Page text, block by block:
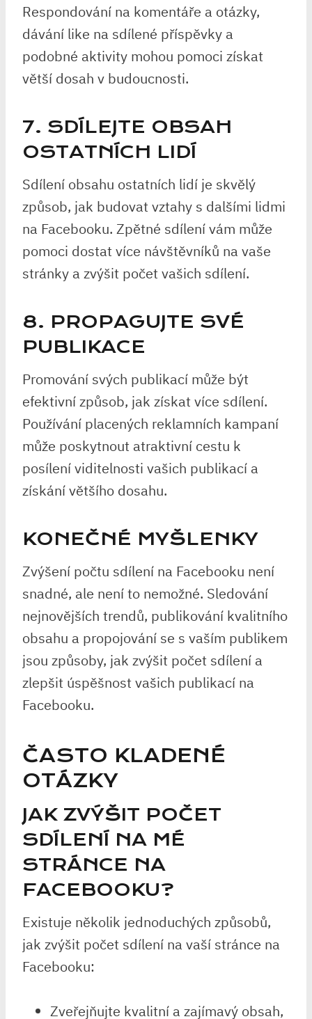
Respondování na komentáře a otázky,
dávání like na sdílené příspěvky a
podobné aktivity mohou pomoci získat
větší dosah v budoucnosti.
7. SDÍLEJTE OBSAH
OSTATNÍCH LIDÍ
Sdílení obsahu ostatních lidí je skvělý
způsob, jak budovat vztahy s dalšími lidmi
na Facebooku. Zpětné sdílení vám může
pomoci dostat více návštěvníků na vaše
stránky a zvýšit počet vašich sdílení.
8. PROPAGUJTE SVÉ
PUBLIKACE
Promování svých publikací může být
efektivní způsob, jak získat více sdílení.
Používání placených reklamních kampaní
může poskytnout atraktivní cestu k
posílení viditelnosti vašich publikací a
získání většího dosahu.
KONEČNÉ MYŠLENKY
Zvýšení počtu sdílení na Facebooku není
snadné, ale není to nemožné. Sledování
nejnovějších trendů, publikování kvalitního
obsahu a propojování se s vaším publikem
jsou způsoby, jak zvýšit počet sdílení a
zlepšit úspěšnost vašich publikací na
Facebooku.
ČASTO KLADENÉ
OTÁZKY
JAK ZVÝŠIT POČET
SDÍLENÍ NA MÉ
STRÁNCE NA
FACEBOOKU?
Existuje několik jednoduchých způsobů,
jak zvýšit počet sdílení na vaší stránce na
Facebooku:
Zveřejňujte kvalitní a zajímavý obsah,